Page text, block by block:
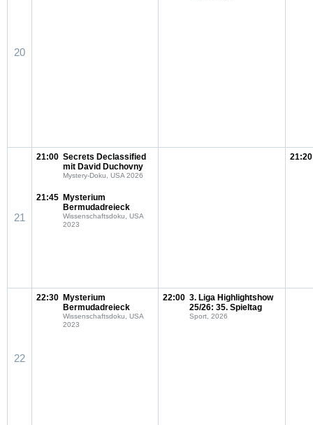
20
21
21:00 Secrets Declassified
mit David Duchovny
Mystery-Doku, USA 2026
21:45 Mysterium
Bermudadreieck
Wissenschaftsdoku, USA
2023
21:20
22
22:30 Mysterium
Bermudadreieck
Wissenschaftsdoku, USA
2023
22:00 3. Liga Highlightshow
25/26: 35. Spieltag
Sport, 2026